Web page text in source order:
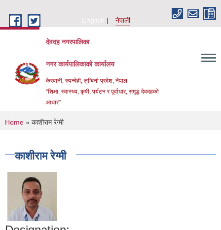
English
नेपाली
देवदह नगरपालिका
नगर कार्यपालिकाको कार्यालय
केरवानी, रुपन्देही, लुम्बिनी प्रदेश, नेपाल
“शिक्षा, स्वास्थ्य, कृषी, पर्यटन र पूर्वाधार, समृद्ध देवदहको
आधार”
You are here
Home » काशीराम रेग्मी
काशीराम रेग्मी